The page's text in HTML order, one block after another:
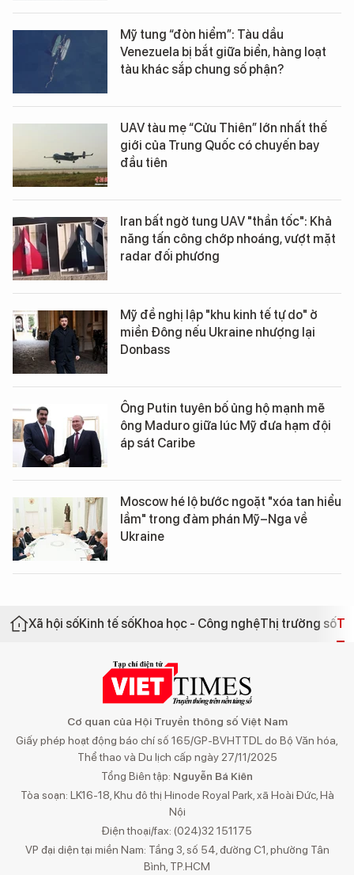
Mỹ tung “đòn hiểm”: Tàu dầu
Venezuela bị bắt giữa biển, hàng loạt
tàu khác sắp chung số phận?
UAV tàu mẹ “Cửu Thiên” lớn nhất thế
giới của Trung Quốc có chuyến bay
đầu tiên
Iran bất ngờ tung UAV "thần tốc": Khả
năng tấn công chớp nhoáng, vượt mặt
radar đối phương
Mỹ đề nghị lập "khu kinh tế tự do" ở
miền Đông nếu Ukraine nhượng lại
Donbass
Ông Putin tuyên bố ủng hộ mạnh mẽ
ông Maduro giữa lúc Mỹ đưa hạm đội
áp sát Caribe
Moscow hé lộ bước ngoặt "xóa tan hiểu
lầm" trong đàm phán Mỹ–Nga về
Ukraine
Xã hội sốKinh tế sốKhoa học - Công nghệThị trường số
Cơ quan của Hội Truyền thông số Việt Nam
Giấy phép hoạt động báo chí số 165/GP-BVHTTDL do Bộ Văn hóa,
Thể thao và Du lịch cấp ngày 27/11/2025
Tổng Biên tập: Nguyễn Bá Kiên
Tòa soạn: LK16-18, Khu đô thị Hinode Royal Park, xã Hoài Đức, Hà
Nội
Điện thoại/fax: (024)32 151175
VP đại diện tại miền Nam: Tầng 3, số 54, đường C1, phường Tân
Bình, TP.HCM